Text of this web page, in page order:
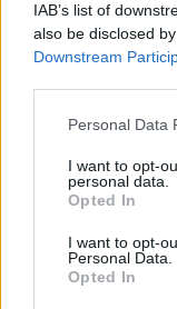
IAB’s list of
also be disclosed
Downstream
Please note that
not limited to your
grant or deny
use your data for
consent section.
Personal Data
I want to opt-
personal data.
Opted In
I want to opt-
Personal Data.
Opted In
Feldolgozva az
eddig publikált
legnagyobb
különbség az
I-es stádiumú
újul ki, mint egy
középfül teljes
kitöltő betegség,
az összes
Mit jelent ez?
de ez 2 dolgot is